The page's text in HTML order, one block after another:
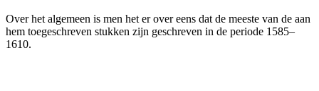
Over het algemeen is men het er over eens dat de meeste van de aan
hem toegeschreven stukken zijn geschreven in de periode 1585–
1610.